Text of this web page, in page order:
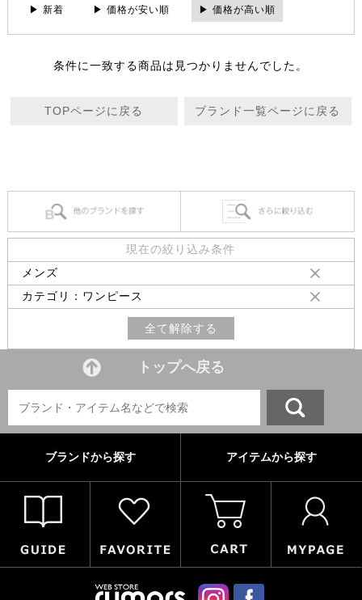
▶ 新着 ▶ 価格が安い順 ▶ 価格が高い順
条件に一致する商品は見つかりませんでした。
TOPページに戻る ブランド一覧ページに戻る
現在の絞り込み条件
メンズ
カテゴリ：ワンピース
全て解除する
トップへ戻る
ブランドから探す アイテムから探す